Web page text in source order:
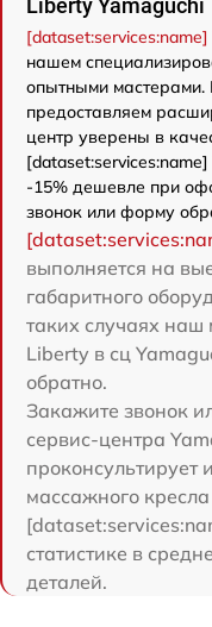
нашем
опытными мастерами.
предоставляем
центр уверены в
-15% дешевле при
звонок или форму
выполняется на
габаритного
таких случаях наш
Liberty в сц
обратно.
Закажите звонок
сервис-центра
проконсультирует
массажного
статистике в
деталей.